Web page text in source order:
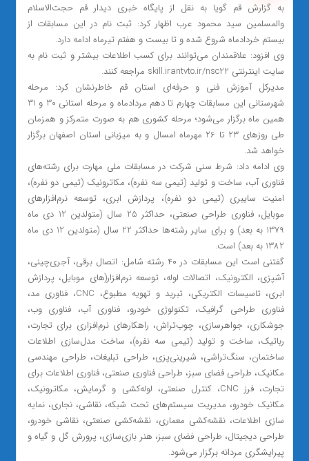
به گزارش قم گویا به نقل از پایگاه خبری دیدار قم حجت‌الاسلام
والمسلمین سید محمود عرب اظهار کرد: ثبت نام در این مسابقات از
بیستم خردادماه شروع شده و تا بیست و هفتم تیرماه ادامه دارد.
وی افزود: علاقمندان می‌توانند برای کسب اطلاعات بیشتر و ثبت نام به
سایت اینترنتی skill.irantvto.ir/nsc22 مراجعه کنند.
مدیرکل آموزش فنی و حرفه‌ای استان قم خاطرنشان کرد: مرحله
شهرستانی این مسابقات چهارم تا دهم مردادماه و مرحله استانی 30 و 31
همین ماه برگزار می‌شود؛ مرحله کشوری هم به صورت متمرکز و همزمان
طی روزهای 23 تا 26 مهرماه امسال و به میزبانی استان اصفهان برگزار
خواهد شد.
وی ادامه داد: شرط سنی شرکت در مسابقات ملی مهارت برای رشته‌های
فناوری آب، ساخت و تولید (تیمی سه نفره)، مکاترونیک (تیمی دو نفره)،
امنیت سایبری (تیمی دو نفره)، پردازش ابری، توسعه نرم‌افزارهای
موبایل، فناوری طراحی صنعتی، حداکثر 25 سال (متولدین 12 دی ماه
1379 به بعد) و برای سایر رشته‌ها حداکثر 22 سال (متولدین 12 دی ماه
1382 به بعد) است.
گفتنی است این مسابقات در ۴۰ رشته شامل: اتصال‌ برقی، آجری‌چینی،
آشپزی، الکترونیک، اتصالات لوله، توسعه نرم‌افزار(های موبایل، پردازش
ابری، تاسیسات الکتریکی، تبرید و تهویه مطبوع، CNC، فناوری مد،
فناوری طراحی گرافیک، تکنولوژی خودرو، فناوری آب، فناوری وب،
جوشکاری، جواهرسازی، چوب‌تراش، راهکارهای نرم‌افزاری برای تجارت،
رباتیک، ساخت و تولید (تیمی سه نفره)، ساخت مدل‌سازی اطلاعات
ساختمان، سنگ‌تراشی، شیرینی‌پزی، طراحی تبلیغات، طراحی مهندسی
مکانیک، طراحی فضای سبز، طراحی فناوری صنعتی، فناوری اطلاعات برای
تجارت، فرز CNC، کنترل صنعتی، لوله‌کشی و گرمایش، مکاترونیک،
مکانیک خودرو، مدیریت سیستم‌های تحت شبکه، نقاشی، نجاری، نمایه
سازی اطلاعات، نقشه‌کشی معماری، نقشه‌کشی صنعتی، نقاشی خودرو،
طراحی دیجیتال، طراحی فضای سبز، هنر بازی‌سازی، پرورش گل و گیاه و
پیرایشگری مردانه برگزار می‌شود.